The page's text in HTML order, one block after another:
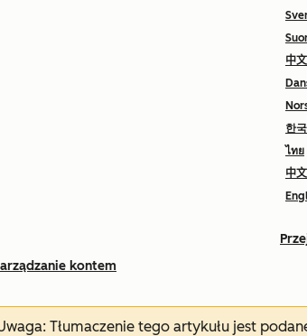
中
한
ไทย
中
kontem
Tłumaczenie tego artykułu jest